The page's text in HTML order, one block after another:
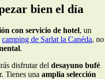
bien el día
con servicio de hotel, un
camping de Sarlat la Canéda, no
.
disfrutar del desayuno bufé
Tienes una amplia selección